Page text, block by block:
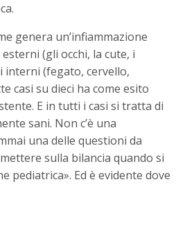
genera un’infiammazione
(gli occhi, la cute, i
interni (fegato, cervello,
casi su dieci ha come esito
E in tutti i casi si tratta di
sani. Non c’è una
una delle questioni da
sulla bilancia quando si
pediatrica». Ed è evidente dove